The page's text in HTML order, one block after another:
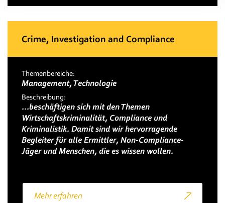
Crime, Investigation and Compliance
Themenbereiche:
Management, Technologie
Beschreibung:
...beschäftigen sich mit den Themen
Wirtschaftskriminalität, Compliance und
Kriminalistik. Damit sind wir hervorragende
Begleiter für alle Ermittler, Non-Compliance-
Jäger und Menschen, die es wissen wollen.
Mehr erfahren